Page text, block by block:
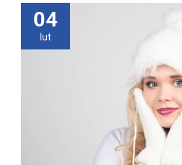
04
lut